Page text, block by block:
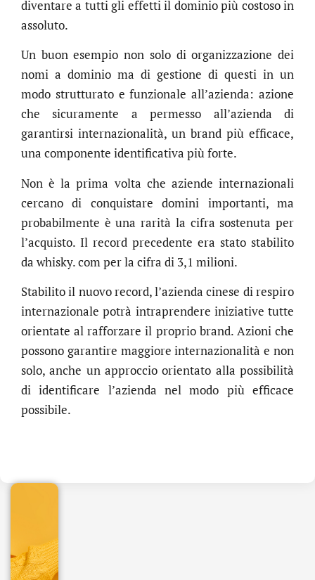
diventare a tutti gli effetti il dominio più costoso in
assoluto.
Un buon esempio non solo di organizzazione dei
nomi a dominio ma di gestione di questi in un
modo strutturato e funzionale all’azienda: azione
che sicuramente a permesso all’azienda di
garantirsi internazionalità, un brand più efficace,
una componente identificativa più forte.
Non è la prima volta che aziende internazionali
cercano di conquistare domini importanti, ma
probabilmente è una rarità la cifra sostenuta per
l’acquisto. Il record precedente era stato stabilito
da whisky. com per la cifra di 3,1 milioni.
Stabilito il nuovo record, l’azienda cinese di respiro
internazionale potrà intraprendere iniziative tutte
orientate al rafforzare il proprio brand. Azioni che
possono garantire maggiore internazionalità e non
solo, anche un approccio orientato alla possibilità
di identificare l’azienda nel modo più efficace
possibile.